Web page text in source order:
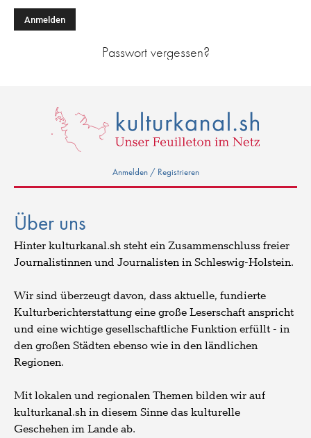
Passwort vergessen?
Anmelden / Registrieren
Über uns
Hinter kulturkanal.sh steht ein Zusammenschluss freier
Journalistinnen und Journalisten in Schleswig-Holstein.
Wir sind überzeugt davon, dass aktuelle, fundierte
Kulturberichterstattung eine große Leserschaft anspricht
und eine wichtige gesellschaftliche Funktion erfüllt - in
den großen Städten ebenso wie in den ländlichen
Regionen.
Mit lokalen und regionalen Themen bilden wir auf
kulturkanal.sh in diesem Sinne das kulturelle
Geschehen im Lande ab.